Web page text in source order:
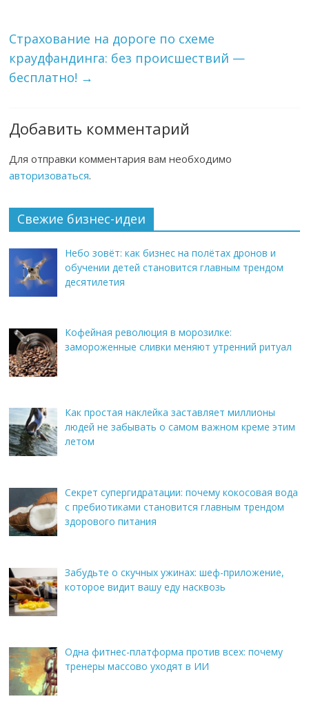
Страхование на дороге по схеме
краудфандинга: без происшествий —
бесплатно! →
Добавить комментарий
Для отправки комментария вам необходимо
авторизоваться.
Свежие бизнес-идеи
Небо зовёт: как бизнес на полётах дронов и
обучении детей становится главным трендом
десятилетия
Кофейная революция в морозилке:
замороженные сливки меняют утренний ритуал
Как простая наклейка заставляет миллионы
людей не забывать о самом важном креме этим
летом
Секрет супергидратации: почему кокосовая вода
с пребиотиками становится главным трендом
здорового питания
Забудьте о скучных ужинах: шеф-приложение,
которое видит вашу еду насквозь
Одна фитнес-платформа против всех: почему
тренеры массово уходят в ИИ